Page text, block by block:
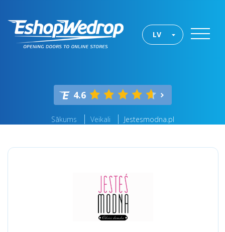
LV
4.6
Sākums Veikali Jestesmodna.pl